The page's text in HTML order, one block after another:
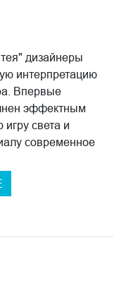
дизайнеры
интерпретацию
Впервые
эффектным
света и
современное
достоверно
напоминающую
для любых